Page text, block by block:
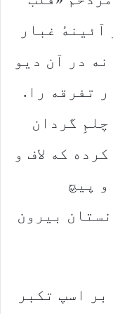
غبار
در آن دیو
تفرقه را.
گردان
که لاف و
و پیچ
بیرون
اسپ تکبر